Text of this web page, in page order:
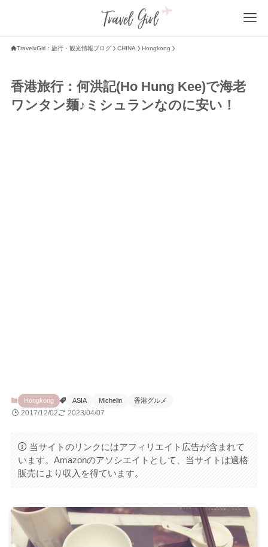
TravelxGirl：旅行・観光情報ブログ CHINA Hongkong
香港旅行：何洪記(Ho Hung Kee)で海老
ワンタン麺♪ミシュランなのに安い！
Hongkong ASIA Michelin 香港グルメ
2017/12/02 2023/04/07
当サイトのリンクにはアフィリエイト広告が含まれて
います。Amazonのアソシエイトとして、当サイトは適格
販売により収入を得ています。